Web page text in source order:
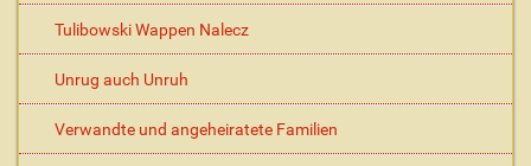
Tulibowski Wappen Nalecz
Unrug auch Unruh
Verwandte und angeheiratete Familien